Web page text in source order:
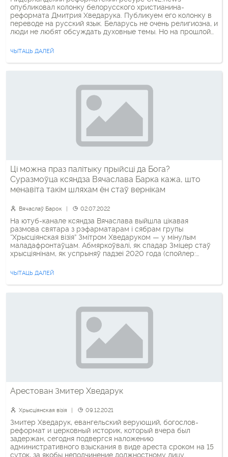
опубликовал колонку белорусского христианина-
реформата Дмитрия Хведарука. Публикуем его колонку в
переводе на русский язык. Беларусь не очень религиозна, и
люди не любят обсуждать духовные темы. Но на прошлой
атомной бомбы, и все, кто еще не боится читать
независимые новости, начали обсуждать вопрос: похожа
ли церковь […]
ЧЫТАЦЬ ДАЛЕЙ
Ці можна праз палітыку прыйсці да Бога?
Суразмоўца ксяндза Вячаслава Барка кажа, што
менавіта такім шляхам ён стаў вернікам
Вячаслаў Барок 02.07.2022
На ютуб-канале ксяндза Вячаслава выйшла цікавая
размова святара з рэфарматарам і сябрам групы
“Хрысціянская візія” Змітром Хведаруком — у мінулым
маладафронтаўцам. Абмяркоўвалі, як спадар Зміцер стаў
хрысціянінам, як успрыняў падзеі 2020 года (спойлер:
ўражаны), як яго прыцягвалі за лаянку, хоць ён з
падлеткавага ўзросту не ўжывае […]
ЧЫТАЦЬ ДАЛЕЙ
Арестован Змитер Хведарук
Хрысціянская візія 09.12.2021
Змитер Хведарук, евангельский верующий, богослов-
реформат и церковный историк, который вчера был
задержан, сегодня подвергся наложению
административного взыскания в виде ареста сроком на 15
суток, за якобы неподчинение должностному лицу.